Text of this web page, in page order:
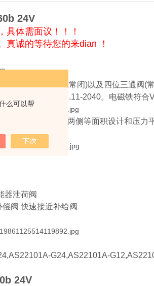
么可以帮
24V
具体需面议！！！
真诚的等待您的来dian ！
。
三通阀(常开或常闭)以及四位三通阀(
元件，参见样本1.11-2040。电磁铁符合
于座阀阀芯采用两侧等面积设计和压力
器泄荷阀
阀 快速接近补给阀
G24,AS22101A-
24V